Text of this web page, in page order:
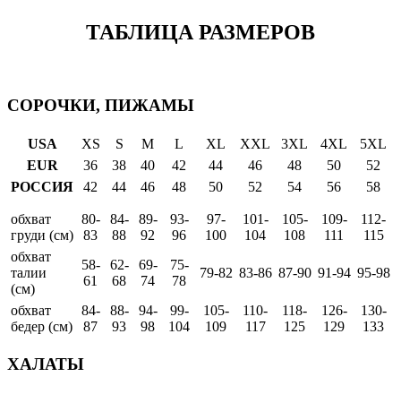
ТАБЛИЦА РАЗМЕРОВ
СОРОЧКИ, ПИЖАМЫ
USA XS S M L XL XXL 3XL 4XL
5XL
EUR
36 38 40 42 44 46 48 50
52
РОССИЯ
42 44 46 48 50 52 54 56 58
обхват
груди (см)
80-
83
84-
88
89-
92
93-
96
97-
100
101-
104
105-
108
109-
111
112-
115
обхват
талии
(см)
58-
61
62-
68
69-
74
75-
78
79-82 83-86 87-90 91-94 95-98
обхват
бедер (см)
84-
87
88-
93
94-
98
99-
104
105-
109
110-
117
118-
125
126-
129
130-
133
ХАЛАТЫ